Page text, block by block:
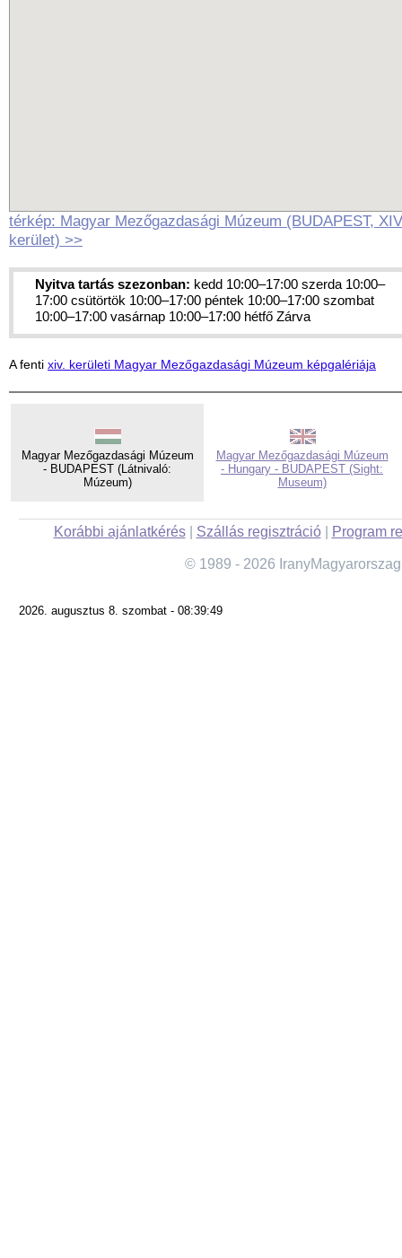
térkép: Magyar Mezőgazdasági Múzeum (BUDAPEST,
kerület) >>
Nyitva tartás szezonban: kedd 10:00–17:00 szerda 10:00–
17:00 csütörtök 10:00–17:00 péntek 10:00–17:00 szombat
10:00–17:00 vasárnap 10:00–17:00 hétfő Zárva
A fenti xiv. kerületi Magyar Mezőgazdasági Múzeum képgalériája
Magyar Mezőgazdasági Múzeum
- BUDAPEST (Látnivaló:
Múzeum)
Magyar Mezőgazdasági Múzeum
- Hungary - BUDAPEST (Sight:
Museum)
Korábbi ajánlatkérés| Szállás regisztráció| Program
© 1989 - 2026
2026. augusztus 8. szombat - 08:39:49